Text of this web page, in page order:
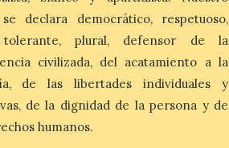
Zamora, Palencia y Álava son las
provincias con menos margen: apenas un
1% de los alojamientos siguen libres para
esas […]
El eclipse genera un boom
de reservas hoteleras y
precios desorbitados,
declara democrático, respetuoso,
tolerante, plural, defensor de la
civilizada, del acatamiento a la
de las libertades individuales y
de la dignidad de la persona y de
humanos.